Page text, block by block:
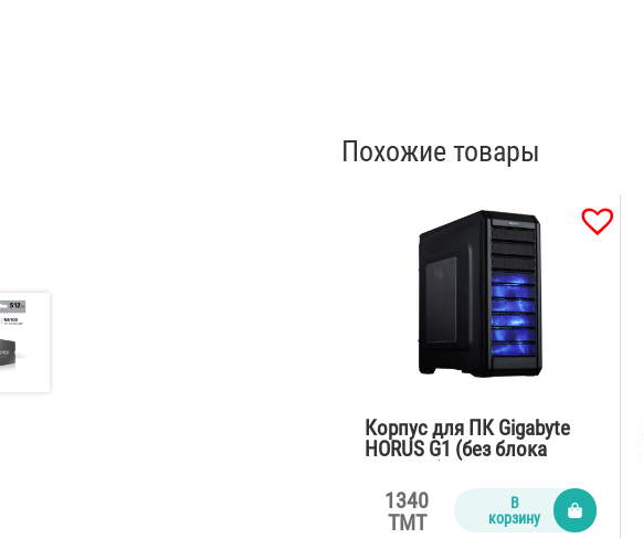
Похожие товары
Корпус для ПК Gigabyte
HORUS G1 (без блока
1340
TMT
В
корзину